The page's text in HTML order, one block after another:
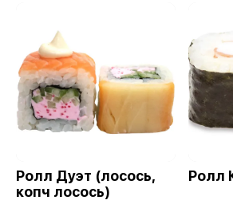
Ролл Дуэт (лосось,
копч лосось)
Ролл